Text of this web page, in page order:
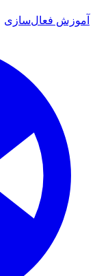
آموزش فعال‌سازی